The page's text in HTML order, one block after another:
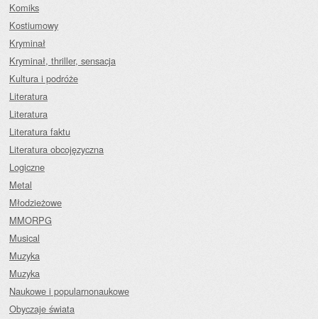
Komiks
Kostiumowy
Kryminał
Kryminał, thriller, sensacja
Kultura i podróże
Literatura
Literatura
Literatura faktu
Literatura obcojęzyczna
Logiczne
Metal
Młodzieżowe
MMORPG
Musical
Muzyka
Muzyka
Naukowe i popularnonaukowe
Obyczaje świata